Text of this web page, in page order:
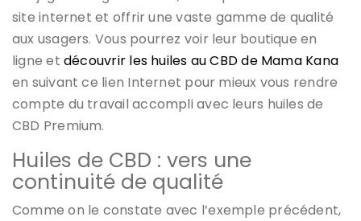
site internet et offrir une vaste gamme de qualité
aux usagers. Vous pourrez voir leur boutique en
ligne etdécouvrir les huiles au CBD de Mama Kana
en suivant ce lien Internet pour mieux vous rendre
compte du travail accompli avec leurs huiles de
CBD Premium.
Huiles de CBD : vers une
continuité de qualité
Comme on le constate avec l’exemple précédent,